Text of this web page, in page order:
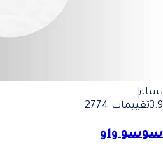
نساء
3.9تقييمات 2774
سوسو واو